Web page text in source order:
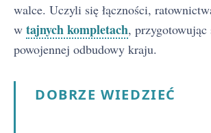
walce. Uczyli się łączności,
w tajnych kompletach, przygotowując
powojennej odbudowy kraju.
DOBRZE WIEDZIEĆ